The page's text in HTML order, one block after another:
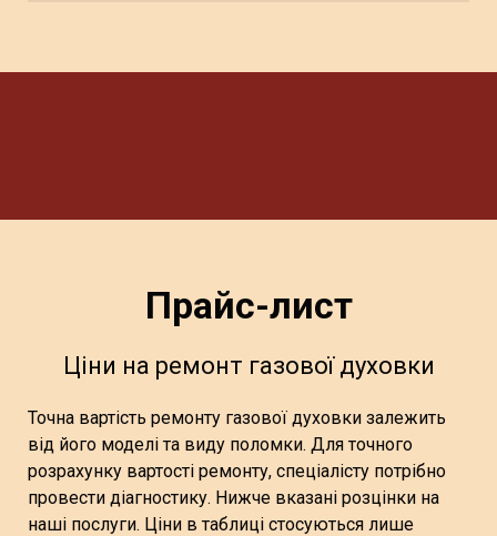
Прайс-лист
Ціни на ремонт газової духовки
Точна вартість ремонту газової духовки залежить
від його моделі та виду поломки. Для точного
розрахунку вартості ремонту, спеціалісту потрібно
провести діагностику. Нижче вказані розцінки на
наші послуги. Ціни в таблиці стосуються лише